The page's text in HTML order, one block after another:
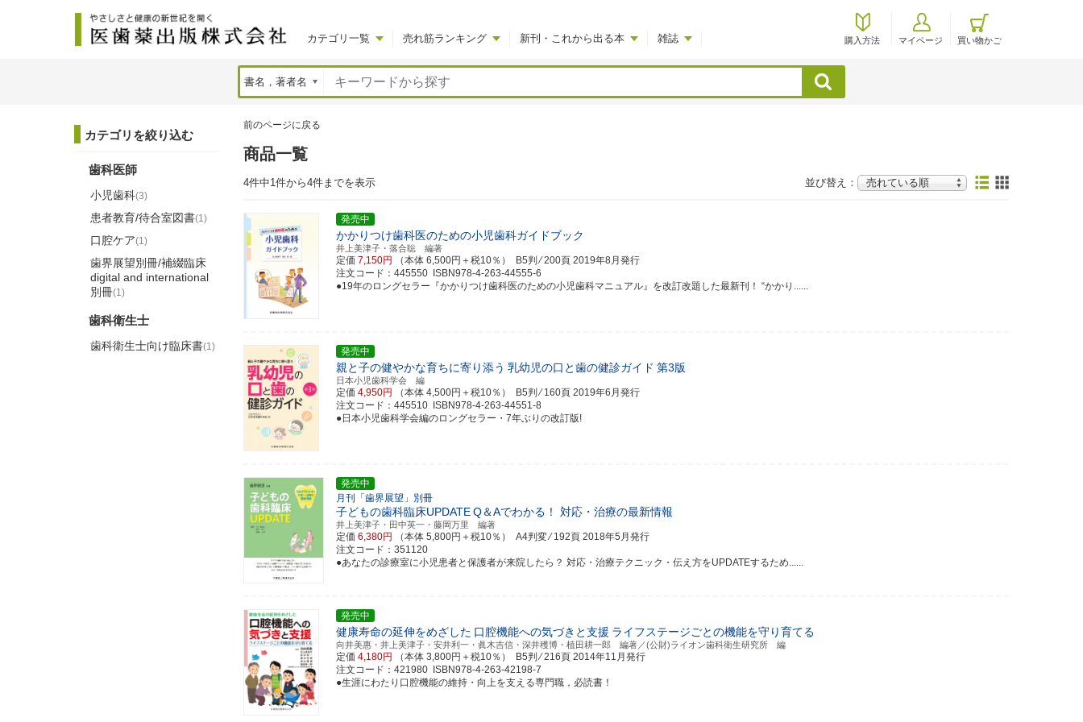
カテゴリ一覧 売れ筋ランキング 新刊・これから出る本 雑誌 購入方法 マイページ 買い物かご
検索
前のページに戻る
商品一覧
4件中1件から4件までを表示 並び替え：
発売中
かかりつけ歯科医のための小児歯科ガイドブック
井上美津子・落合聡 編著
定価 7,150円 （本体 6,500円＋税10％） B5判 ⁄ 200頁 2019年8月発行
注文コード：445550 ISBN978-4-263-44555-6
●19年のロングセラー『かかりつけ歯科医のための小児歯科マニュアル』を改訂改題した最新刊！ “かかり......
発売中
親と子の健やかな育ちに寄り添う 乳幼児の口と歯の健診ガイド 第3版
日本小児歯科学会 編
定価 4,950円 （本体 4,500円＋税10％） B5判 ⁄ 160頁 2019年6月発行
注文コード：445510 ISBN978-4-263-44551-8
●日本小児歯科学会編のロングセラー・7年ぶりの改訂版!
発売中
月刊「歯界展望」別冊
子どもの歯科臨床UPDATEQ＆Aでわかる！ 対応・治療の最新情報
井上美津子・田中英一・藤岡万里 編著
定価 6,380円 （本体 5,800円＋税10％） A4判変 ⁄ 192頁 2018年5月発行
注文コード：351120
●あなたの診療室に小児患者と保護者が来院したら？ 対応・治療テクニック・伝え方をUPDATEするため......
発売中
健康寿命の延伸をめざした 口腔機能への気づきと支援 ライフステージごとの機能を守り育てる
向井美惠・井上美津子・安井利一・眞木吉信・深井穫博・植田耕一郎 編著／(公財)ライオン歯科衛生研究所 編
定価 4,180円 （本体 3,800円＋税10％） B5判 ⁄ 216頁 2014年11月発行
注文コード：421980 ISBN978-4-263-42198-7
●生涯にわたり口腔機能の維持・向上を支える専門職，必読書！
カテゴリを絞り込む
歯科医師
小児歯科(3)
患者教育/待合室図書(1)
口腔ケア(1)
歯界展望別冊/補綴臨床
digital and international
別冊(1)
歯科衛生士
歯科衛生士向け臨床書(1)